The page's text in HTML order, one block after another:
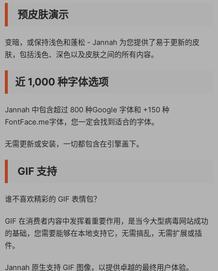
预皮肤演示
变暗，或保持浅色和蓬松 - Jannah 为您提供了易于更新的皮
肤，包括浅色、深色以及皮肤之间的所有内容。
近 1,000 种字体选项
Jannah 中包含超过 800 种Google 字体和 +150 种
FontFace.me字体，您一定会找到适合的字体。
无需更新或安装，一切都包含在引擎盖下。
GIF 支持
谁不喜欢精彩的 GIF 表情包？
GIF 在消费者内容中发挥着重要作用，是当今大型病毒网站成功
的基础，您需要能够在本地支持它，无需搞乱，无需扩展或插
件。
Jannah 原生支持 GIF 图像，以提供卓越的最终用户体验。